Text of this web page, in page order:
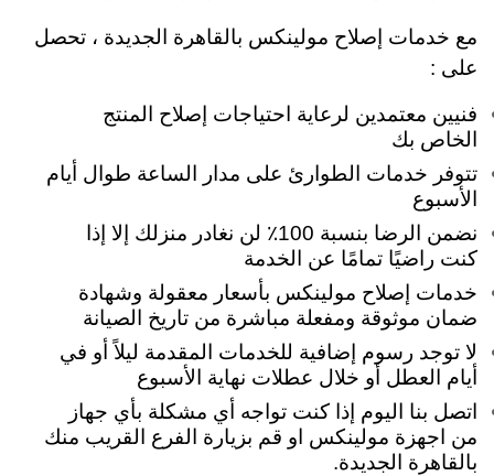
مع خدمات إصلاح مولينكس بالقاهرة الجديدة ، تحصل
على :
فنيين معتمدين لرعاية احتياجات إصلاح المنتج
الخاص بك
تتوفر خدمات الطوارئ على مدار الساعة طوال أيام
الأسبوع
نضمن الرضا بنسبة 100٪ لن نغادر منزلك إلا إذا
كنت راضيًا تمامًا عن الخدمة
خدمات إصلاح مولينكس بأسعار معقولة وشهادة
ضمان موثوقة ومفعلة مباشرة من تاريخ الصيانة
لا توجد رسوم إضافية للخدمات المقدمة ليلاً أو في
أيام العطل أو خلال عطلات نهاية الأسبوع
اتصل بنا اليوم إذا كنت تواجه أي مشكلة بأي جهاز
من اجهزة مولينكس او قم بزيارة الفرع القريب منك
بالقاهرة الجديدة.